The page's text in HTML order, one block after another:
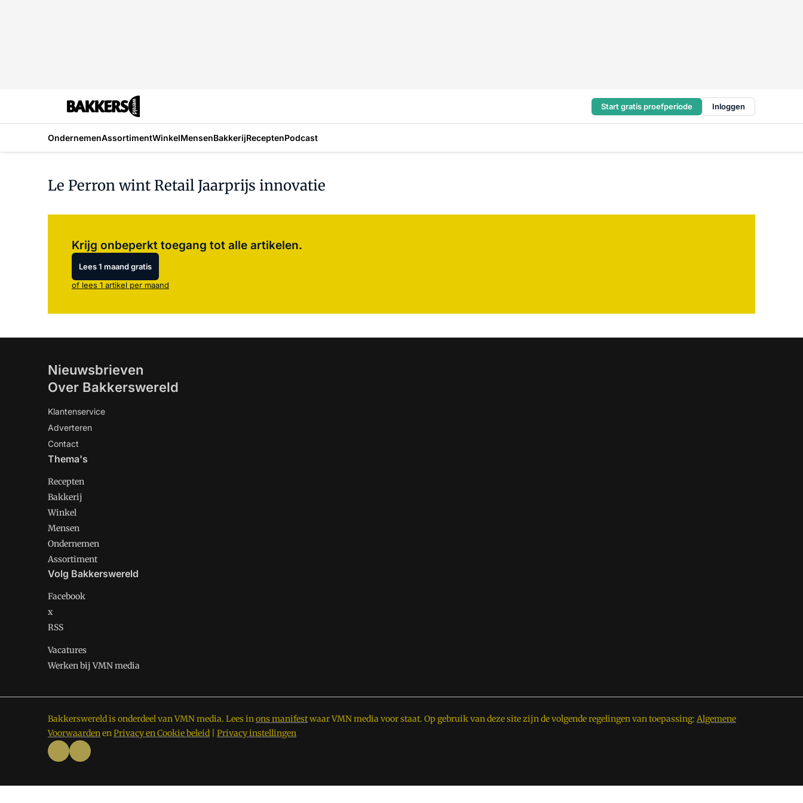
Start gratis proefperiode Inloggen
OndernemenAssortimentWinkelMensenBakkerijReceptenPodcast
Le Perron wint Retail Jaarprijs innovatie
Krijg onbeperkt toegang tot alle artikelen.
Lees 1 maand gratis
of lees 1 artikel per maand
Nieuwsbrieven
Over Bakkerswereld
Klantenservice
Adverteren
Contact
Thema's
Recepten
Bakkerij
Winkel
Mensen
Ondernemen
Assortiment
Volg Bakkerswereld
Facebook
x
RSS
Vacatures
Werken bij VMN media
Bakkerswereld is onderdeel van VMN media. Lees inons manifestwaar VMN media voor staat. Op gebruik van deze site zijn de volgende regelingen van toepassing: Algemene
VoorwaardenenPrivacy en Cookie beleid Privacy instellingen